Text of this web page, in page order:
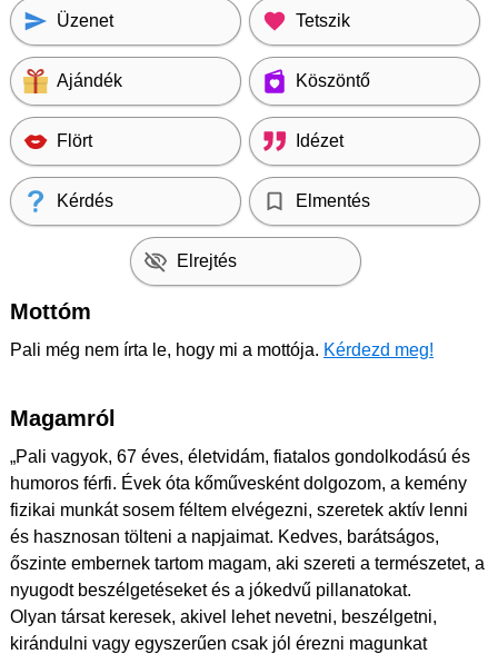
Üzenet Tetszik
Ajándék Köszöntő
Flört Idézet
Kérdés Elmentés
Elrejtés
Mottóm
Pali még nem írta le, hogy mi a mottója. Kérdezd meg!
Magamról
„Pali vagyok, 67 éves, életvidám, fiatalos gondolkodású és
humoros férfi. Évek óta kőművesként dolgozom, a kemény
fizikai munkát sosem féltem elvégezni, szeretek aktív lenni
és hasznosan tölteni a napjaimat. Kedves, barátságos,
őszinte embernek tartom magam, aki szereti a természetet, a
nyugodt beszélgetéseket és a jókedvű pillanatokat.
Olyan társat keresek, akivel lehet nevetni, beszélgetni,
kirándulni vagy egyszerűen csak jól érezni magunkat